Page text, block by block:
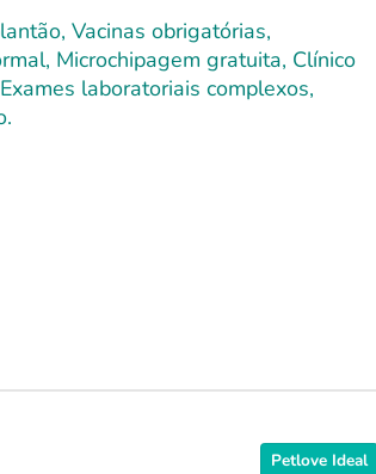
Vacinas obrigatórias,
Microchipagem gratuita, Clínico
laboratoriais complexos,
Petlove Ideal